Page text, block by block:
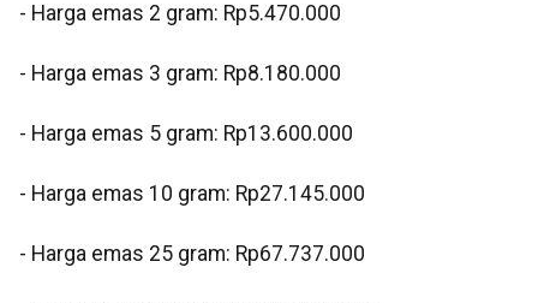
‎- Harga emas 2 gram: Rp5.470.000
‎- Harga emas 3 gram: Rp8.180.000
‎- Harga emas 5 gram: Rp13.600.000
‎- Harga emas 10 gram: Rp27.145.000
‎- Harga emas 25 gram: Rp67.737.000